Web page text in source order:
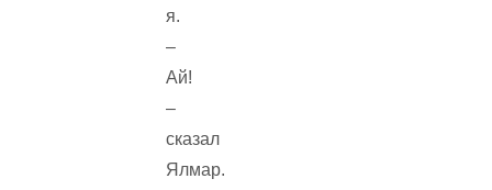
я.
–
Ай!
–
сказал
Ялмар.